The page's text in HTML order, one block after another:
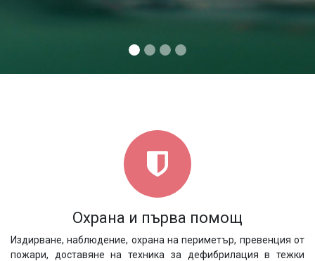
Охрана и първа помощ
Издирване, наблюдение, охрана на периметър, превенция от
пожари, доставяне на техника за дефибрилация в тежки